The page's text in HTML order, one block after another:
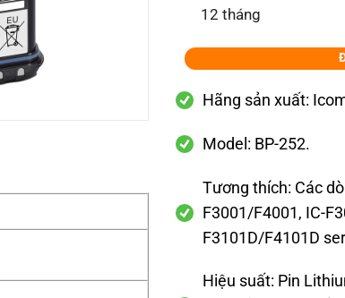
12 tháng
Hãng sản xuất:
Model: BP-252.
Tương thích: Các
F3001/F4001, IC-
F3101D/F4101D
Hiệu suất: Pin